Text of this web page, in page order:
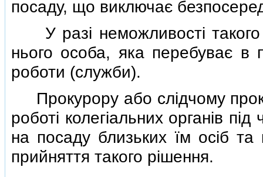
посаду, що виключає
У разi неможливостi такого
нього особа, яка перебуває в
роботи (служби).
Прокурору або слiдчому
роботi колегiальних органiв
на посаду близьких їм осiб
прийняття такого рiшення.